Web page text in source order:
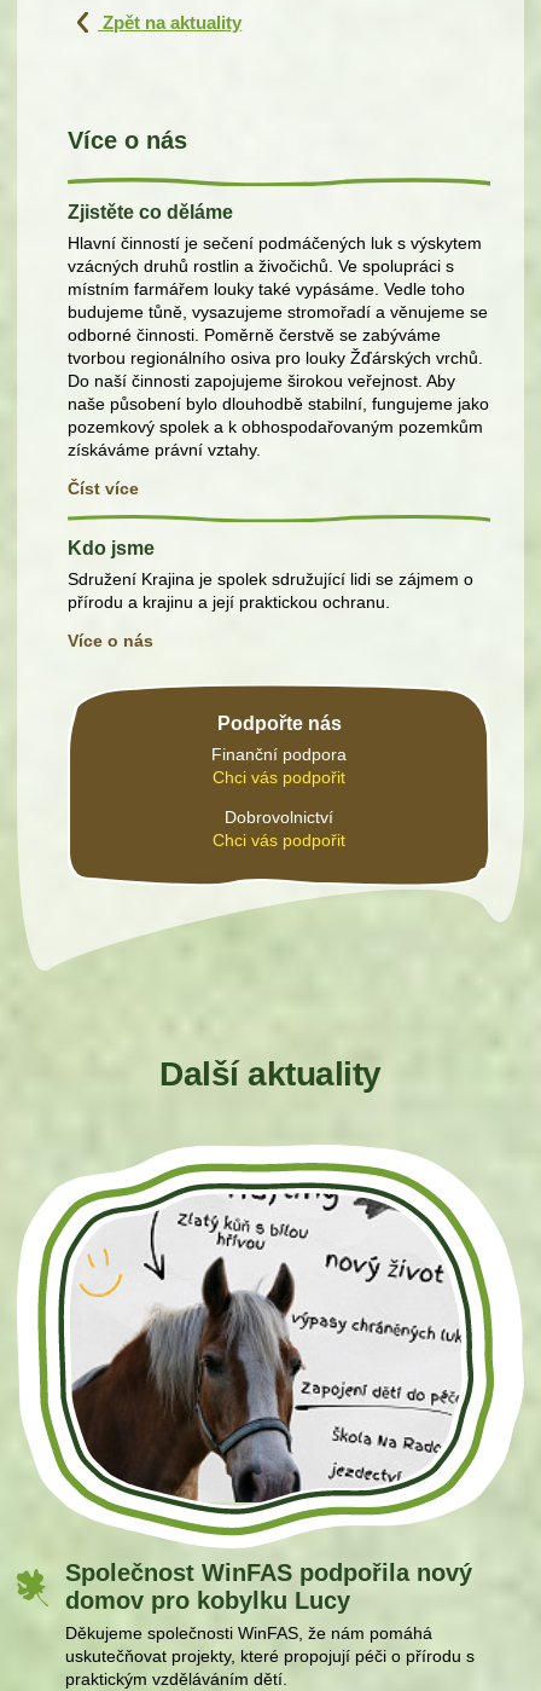
Zpět na aktuality
Více o nás
Zjistěte co děláme
Hlavní činností je sečení podmáčených luk s výskytem
vzácných druhů rostlin a živočichů. Ve spolupráci s
místním farmářem louky také vypásáme. Vedle toho
budujeme tůně, vysazujeme stromořadí a věnujeme se
odborné činnosti. Poměrně čerstvě se zabýváme
tvorbou regionálního osiva pro louky Žďárských vrchů.
Do naší činnosti zapojujeme širokou veřejnost. Aby
naše působení bylo dlouhodbě stabilní, fungujeme jako
pozemkový spolek a k obhospodařovaným pozemkům
získáváme právní vztahy.
Číst více
Kdo jsme
Sdružení Krajina je spolek sdružující lidi se zájmem o
přírodu a krajinu a její praktickou ochranu.
Více o nás
Podpořte nás
Finanční podpora
Chci vás podpořit
Dobrovolnictví
Chci vás podpořit
Další aktuality
Společnost WinFAS podpořila nový
domov pro kobylku Lucy
Děkujeme společnosti WinFAS, že nám pomáhá
uskutečňovat projekty, které propojují péči o přírodu s
praktickým vzděláváním dětí.